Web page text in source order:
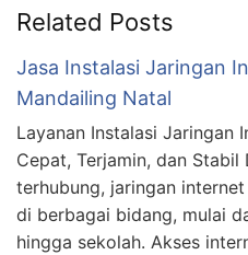
Related Posts
Jasa Instalasi Jaringan
Mandailing Natal
Layanan Instalasi Jaringan
Cepat, Terjamin, dan
terhubung, jaringan
di berbagai bidang, mulai
hingga sekolah. Akses